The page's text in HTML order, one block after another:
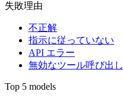
失敗理由
不正解
指示に従っていない
API エラー
無効なツール呼び出し
Top 5 models